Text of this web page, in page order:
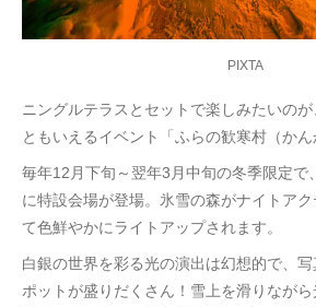
PIXTA
ニングルテラスとセットで楽しみたいの
ともいえるイベント「ふらの歓寒村（かん
毎年12月下旬～翌年3月中旬の冬季限定で
に特設会場が登場。氷雪の森がナイトア
て色鮮やかにライトアップされます。
白銀の世界を彩る光の演出は幻想的で、
ポットが盛りだくさん！雪上を滑りなが